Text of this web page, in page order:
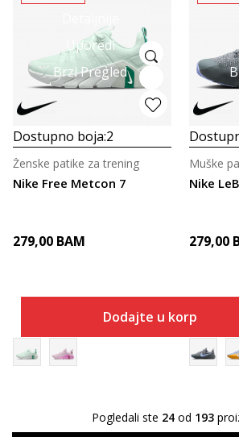
Uporedi
Brzi Pregled
Dostupno boja:2
Nike Free Metcon 7
Ženske patike za trening
279,00 BAM
Dodajte u korpu
Nike
Muške
279,00
Pogledali ste 24 od 193